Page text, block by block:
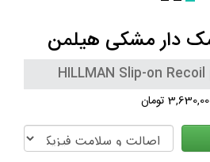
دار مشکی هیلمن
HILLMAN Slip-on
تومان